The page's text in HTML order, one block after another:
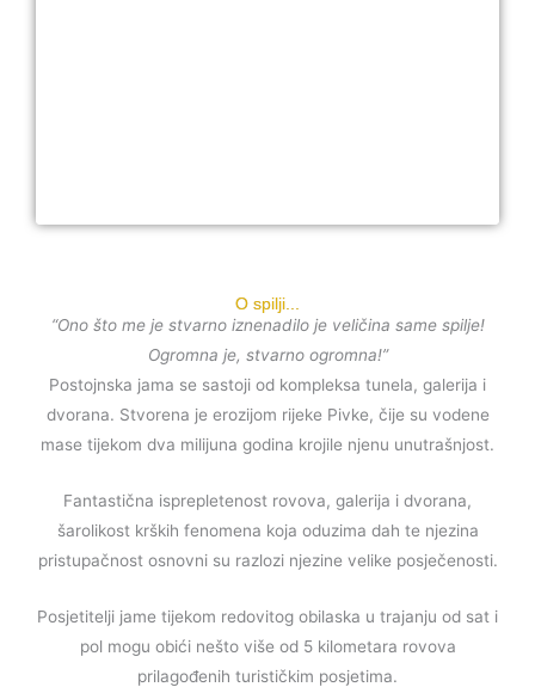
O spilji...
“Ono što me je stvarno iznenadilo je veličina same spilje!
Ogromna je, stvarno ogromna!”
Postojnska jama se sastoji od kompleksa tunela, galerija i
dvorana. Stvorena je erozijom rijeke Pivke, čije su vodene
mase tijekom dva milijuna godina krojile njenu unutrašnjost.
Fantastična isprepletenost rovova, galerija i dvorana,
šarolikost krških fenomena koja oduzima dah te njezina
pristupačnost osnovni su razlozi njezine velike posječenosti.
Posjetitelji jame tijekom redovitog obilaska u trajanju od sat i
pol mogu obići nešto više od 5 kilometara rovova
prilagođenih turističkim posjetima.